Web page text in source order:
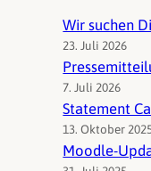
Wir suchen
23. Juli 2026
7. Juli 2026
Statement
13. Oktober
Moodle-